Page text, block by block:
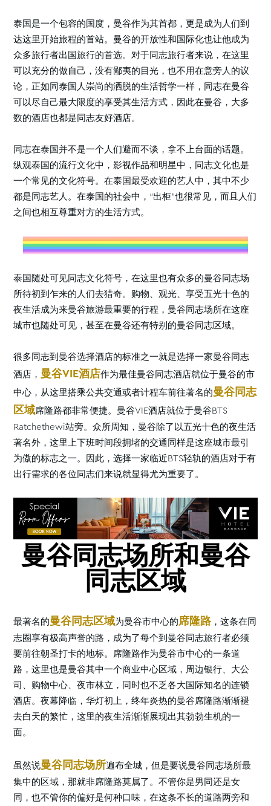
泰国是一个包容的国度，曼谷作为其首都，更是成为人们到
达这里开始旅程的首站。曼谷的开放性和国际化也让他成为
众多旅行者出国旅行的首选。对于同志旅行者来说，在这里
可以充分的做自己，没有鄙夷的目光，也不用在意旁人的议
论，正如同泰国人崇尚的洒脱的生活哲学一样，同志在曼谷
可以尽自己最大限度的享受其生活方式，因此在曼谷，大多
数的酒店也都是同志友好酒店。
同志在泰国并不是一个人们避而不谈，拿不上台面的话题。
纵观泰国的流行文化中，影视作品和明星中，同志文化也是
一个常见的文化符号。在泰国最受欢迎的艺人中，其中不少
都是同志艺人。在泰国的社会中，“出柜”也很常见，而且人们
之间也相互尊重对方的生活方式。
泰国随处可见同志文化符号，在这里也有众多的曼谷同志场
所待初到乍来的人们去猎奇。购物、观光、享受五光十色的
夜生活成为来曼谷旅游最重要的行程，曼谷同志场所在这座
城市也随处可见，甚至在曼谷还有特别的曼谷同志区域。
很多同志到曼谷选择酒店的标准之一就是选择一家曼谷同志
酒店，曼谷VIE酒店作为最佳曼谷同志酒店就位于曼谷的市
中心，从这里搭乘公共交通或者计程车前往著名的曼谷同志
区域席隆路都非常便捷。曼谷VIE酒店就位于曼谷BTS
Ratchethewi站旁。众所周知，曼谷除了以五光十色的夜生活
著名外，这里上下班时间段拥堵的交通同样是这座城市最引
为傲的标志之一。因此，选择一家临近BTS轻轨的酒店对于有
出行需求的各位同志们来说就显得尤为重要了。
曼谷同志场所和曼谷
同志区域
最著名的曼谷同志区域为曼谷市中心的席隆路，这条在同
志圈享有极高声誉的路，成为了每个到曼谷同志旅行者必须
要前往朝圣打卡的地标。席隆路作为曼谷市中心的一条道
路，这里也是曼谷其中一个商业中心区域，周边银行、大公
司、购物中心、夜市林立，同时也不乏各大国际知名的连锁
酒店。夜幕降临，华灯初上，终年炎热的曼谷席隆路渐渐褪
去白天的繁忙，这里的夜生活渐渐展现出其勃勃生机的一
面。
虽然说曼谷同志场所遍布全城，但是要说曼谷同志场所最
集中的区域，那就非席隆路莫属了。不管你是男同还是女
同，也不管你的偏好是何种口味，在这条不长的道路两旁和